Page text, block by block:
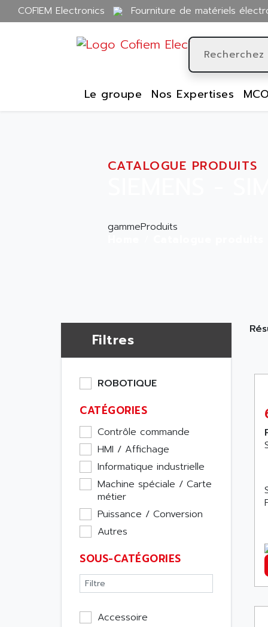
COFIEM Electronics Fourniture de matériels
Le groupe Nos Expertises
CATALOGUE PRODUITS
gammeProduits
Filtres
ROBOTIQUE
CATÉGORIES
Contrôle commande
HMI / Affichage
Informatique industrielle
Machine spéciale / Carte
métier
Puissance / Conversion
Autres
SOUS-CATÉGORIES
Accessoire